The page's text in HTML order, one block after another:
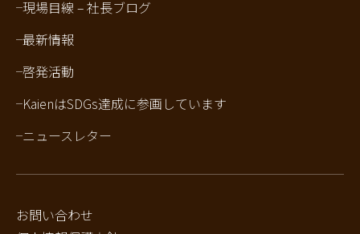
現場目線 – 社長ブログ
最新情報
啓発活動
KaienはSDGs達成に参画しています
ニュースレター
お問い合わせ